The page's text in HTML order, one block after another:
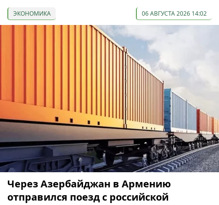
ЭКОНОМИКА 06 АВГУСТА 2026 14:02
Через Азербайджан в Армению
отправился поезд с российской